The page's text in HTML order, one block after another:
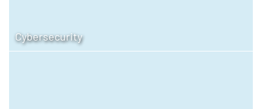
Cybersecurity